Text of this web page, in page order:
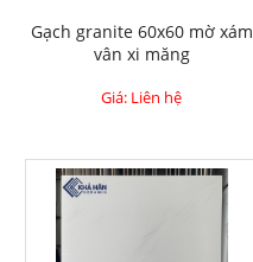
Gạch granite 60x60 mờ xám
vân xi măng
Giá: Liên hệ